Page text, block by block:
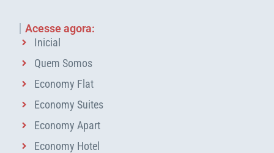
Acesse agora:
Inicial
Quem Somos
Economy Flat
Economy Suites
Economy Apart
Economy Hotel